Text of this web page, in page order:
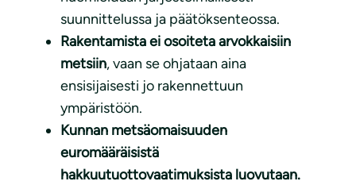
suunnittelussa ja päätöksenteossa.
Rakentamista ei osoiteta arvokkaisiin
metsiin, vaan se ohjataan aina
ensisijaisesti jo rakennettuun
ympäristöön.
Kunnan metsäomaisuuden
euromääräisistä
hakkuutuottovaatimuksista luovutaan.